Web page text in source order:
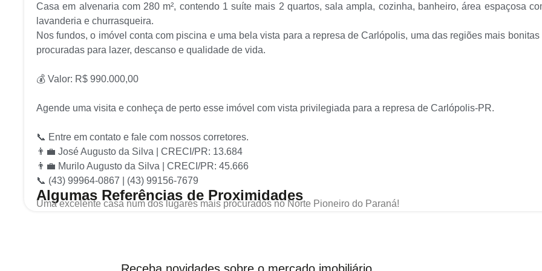
Casa em alvenaria com 280 m², contendo 1 suíte mais 2 quartos, sala ampla, cozinha, banheiro, área espaçosa
lavanderia e churrasqueira.
Nos fundos, o imóvel conta com piscina e uma bela vista para a represa de Carlópolis, uma das regiões mais bonitas
procuradas para lazer, descanso e qualidade de vida.
💰 Valor: R$ 990.000,00
Agende uma visita e conheça de perto esse imóvel com vista privilegiada para a represa de Carlópolis-PR.
📞 Entre em contato e fale com nossos corretores.
👨💼 José Augusto da Silva | CRECI/PR: 13.684
👨💼 Murilo Augusto da Silva | CRECI/PR: 45.666
📞 (43) 99964-0867 | (43) 99156-7679
Algumas Referências de Proximidades
Uma excelente casa num dos lugares mais procurados no Norte Pioneiro do Paraná!